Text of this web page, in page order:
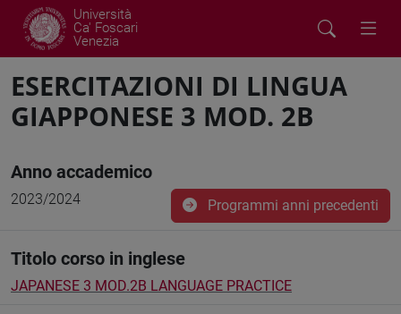
Università
Ca' Foscari
Venezia
ESERCITAZIONI DI LINGUA
GIAPPONESE 3 MOD. 2B
Anno accademico
2023/2024 Programmi anni precedenti
Titolo corso in inglese
JAPANESE 3 MOD.2B LANGUAGE PRACTICE